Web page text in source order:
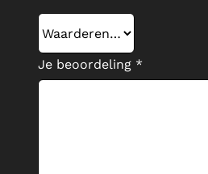
Je beoordeling *